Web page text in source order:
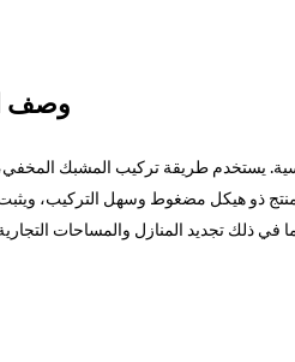
وصف
يستخدم طريقة تركيب المشبك
ذو هيكل مضغوط وسهل التركيب،